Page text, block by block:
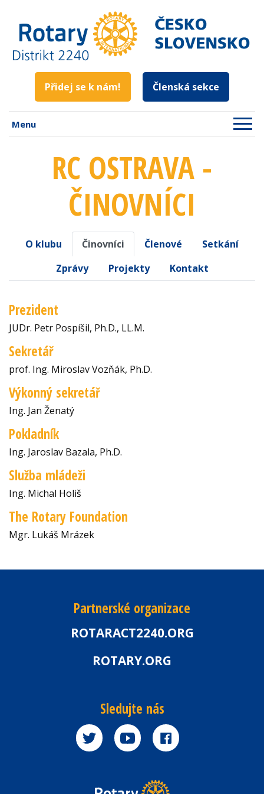
Přidej se k nám! Členská sekce
Menu
RC OSTRAVA -
ČINOVNÍCI
O klubu Činovníci Členové
Setkání
Zprávy
Projekty Kontakt
Prezident
JUDr. Petr Pospíšil, Ph.D., LL.M.
Sekretář
prof. Ing. Miroslav Vozňák, Ph.D.
Výkonný sekretář
Ing. Jan Ženatý
Pokladník
Ing. Jaroslav Bazala, Ph.D.
Služba mládeži
Ing. Michal Holiš
The Rotary Foundation
Mgr. Lukáš Mrázek
Partnerské organizace
ROTARACT2240.ORG
ROTARY.ORG
Sledujte nás